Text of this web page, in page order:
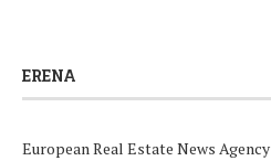
ERENA
European Real Estate News Agency